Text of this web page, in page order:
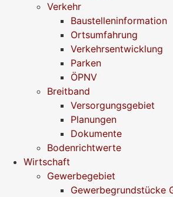
Verkehr
Baustelleninformation
Ortsumfahrung
Verkehrsentwicklung
Parken
ÖPNV
Breitband
Versorgungsgebiet
Planungen
Dokumente
Bodenrichtwerte
Wirtschaft
Gewerbegebiet
Gewerbegrundstücke